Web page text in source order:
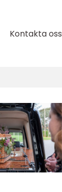
Kontakta oss